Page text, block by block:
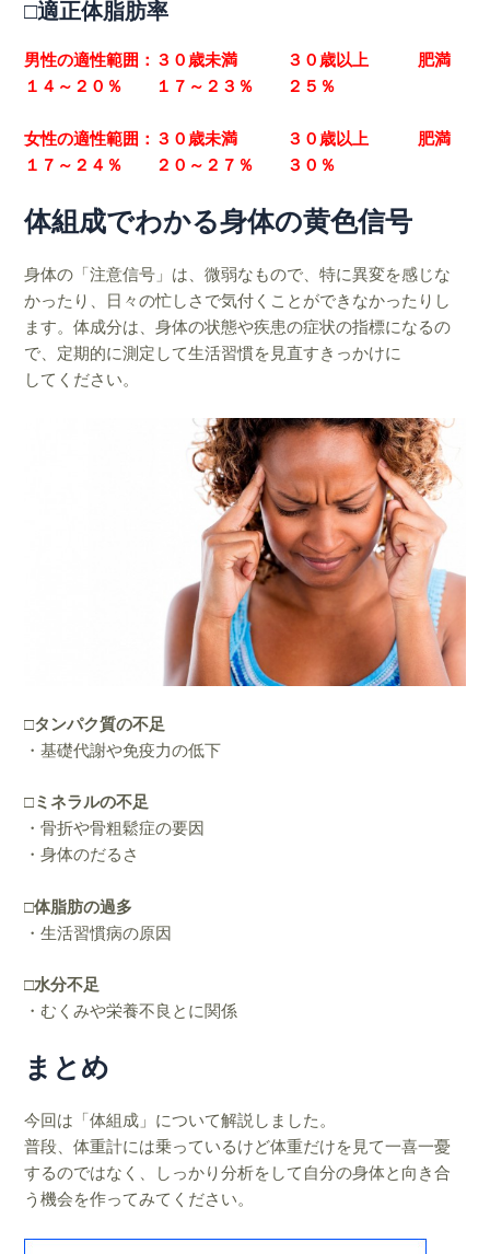
□適正体脂肪率
男性の適性範囲：３０歳未満 ３０歳以上 肥満
１４～２０％ １７～２３％ ２５％
女性の適性範囲：３０歳未満 ３０歳以上 肥満
１７～２４％ ２０～２７％ ３０％
体組成でわかる身体の黄色信号
身体の「注意信号」は、微弱なもので、特に異変を感じな
かったり、日々の忙しさで気付くことができなかったりし
ます。体成分は、身体の状態や疾患の症状の指標になるの
で、定期的に測定して生活習慣を見直すきっかけに
してください。
□タンパク質の不足
・基礎代謝や免疫力の低下
□ミネラルの不足
・骨折や骨粗鬆症の要因
・身体のだるさ
□体脂肪の過多
・生活習慣病の原因
□水分不足
・むくみや栄養不良とに関係
まとめ
今回は「体組成」について解説しました。
普段、体重計には乗っているけど体重だけを見て一喜一憂
するのではなく、しっかり分析をして 自分の身体と向き合
う機会を作ってみてください。